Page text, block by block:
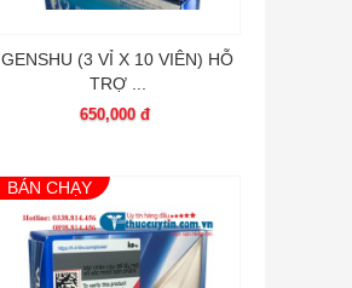
GENSHU (3 VỈ X 10 VIÊN) HỖ
TRỢ ...
650,000 đ
BÁN CHẠY